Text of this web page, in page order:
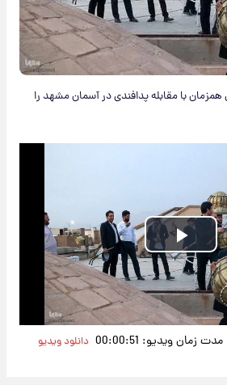
با مقابله پدافندی در آسمان مشهد را
Play
Video
مدت زمان ویدیو: 00:00:51 دانلود ویدیو